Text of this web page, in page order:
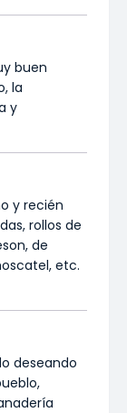
buen
la
y
y recién
rollos de
de
etc.
deseando